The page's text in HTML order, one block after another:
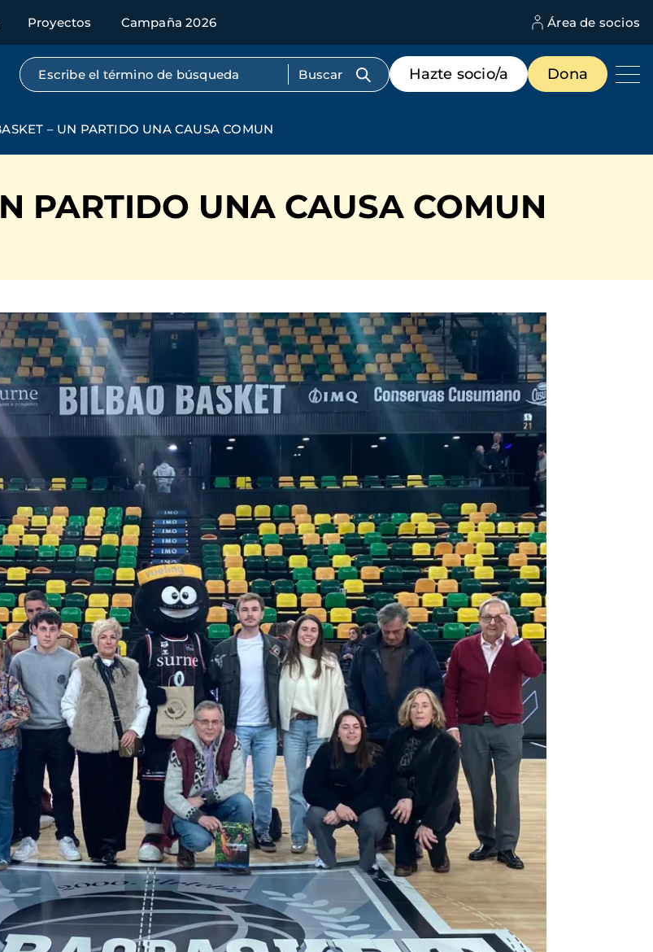
Proyectos Campaña 2026 Área de socios
Búsqueda por texto completo
Menú
de
destacados
Hazte socio/a Dona
– UN PARTIDO UNA CAUSA COMUN
PARTIDO UNA CAUSA COMUN